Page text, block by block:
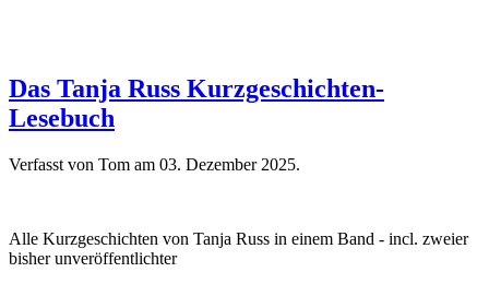
Das Tanja Russ Kurzgeschichten-
Lesebuch
Verfasst von Tom am 03. Dezember 2025.
Alle Kurzgeschichten von Tanja Russ in einem Band - incl. zweier
bisher unveröffentlichter